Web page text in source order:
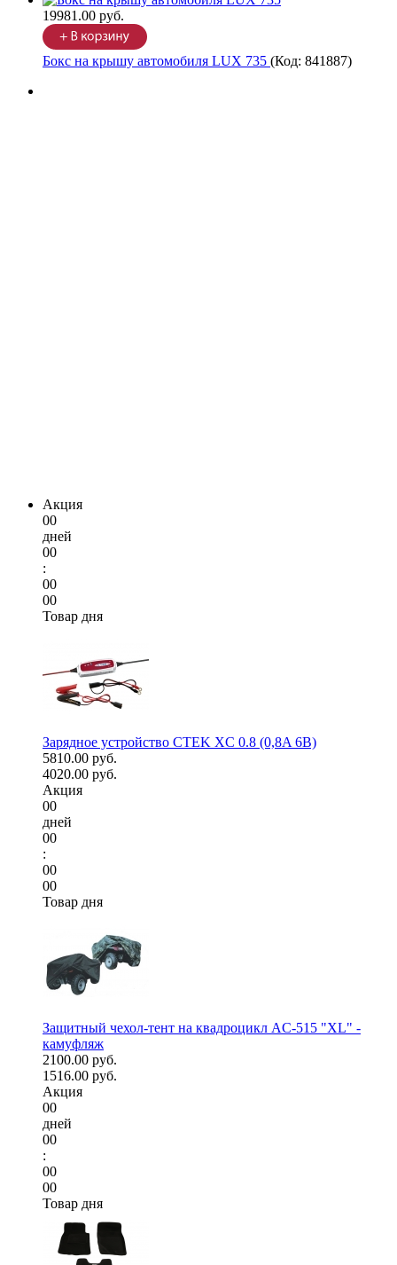
19981.00 руб.
Бокс на крышу автомобиля LUX 735 (Код: 841887)
Акция
00
дней
00
:
00
00
Товар дня
Зарядное устройство CTEK XC 0.8 (0,8A 6В)
5810.00 руб.
4020.00 руб.
Акция
00
дней
00
:
00
00
Товар дня
Защитный чехол-тент на квадроцикл AC-515 "XL" -
камуфляж
2100.00 руб.
1516.00 руб.
Акция
00
дней
00
:
00
00
Товар дня